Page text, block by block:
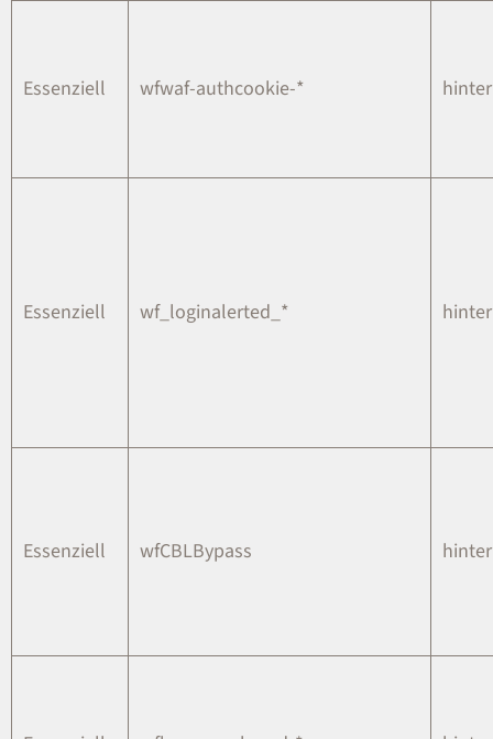
Essenziell wfwaf-authcookie-*
Essenziell wf_loginalerted_*
Essenziell wfCBLBypass